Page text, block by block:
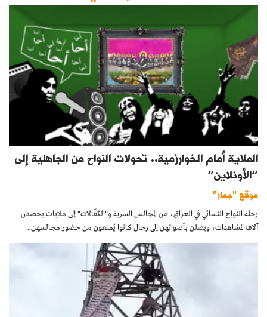
الملاية أمام الخوارزمية.. تحولات النواح من الجاهلية إلى
“الأونلاين”
موقع "جمار"
رحلة النواح النسائي في العراق، من المجالس السرية و"الكَفّالات" إلى ملايات يحصدن
آلاف المشاهدات، ويصلن بأصواتهن إلى رجال كانوا يُمنعون من حضور مجالسهن..